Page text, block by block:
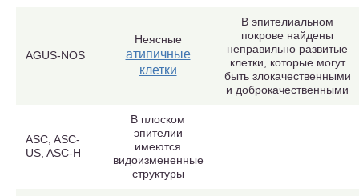
AGUS-NOS
Неясные
атипичные
клетки
В эпителиальном
покрове найдены
неправильно развитые
клетки, которые могут
быть злокачественными
и доброкачественными
ASC, ASC-
US, ASC-H
В плоском
эпителии
имеются
видоизмененные
структуры